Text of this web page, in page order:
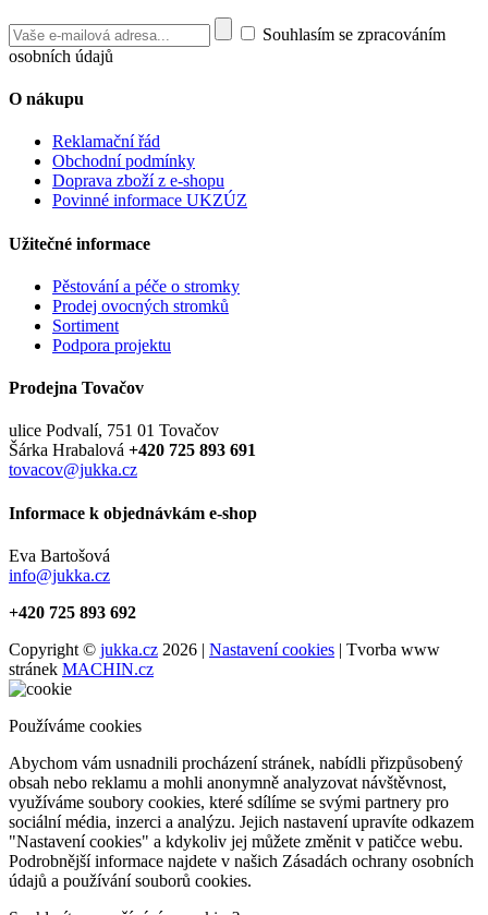
Souhlasím se zpracováním
osobních údajů
O nákupu
Reklamační řád
Obchodní podmínky
Doprava zboží z e-shopu
Povinné informace UKZÚZ
Užitečné informace
Pěstování a péče o stromky
Prodej ovocných stromků
Sortiment
Podpora projektu
Prodejna Tovačov
ulice Podvalí, 751 01 Tovačov
Šárka Hrabalová +420 725 893 691
tovacov@jukka.cz
Informace k objednávkám e-shop
Eva Bartošová
info@jukka.cz
+420 725 893 692
Copyright © jukka.cz 2026 | Nastavení cookies | Tvorba www
stránek MACHIN.cz
Používáme cookies
Abychom vám usnadnili procházení stránek, nabídli přizpůsobený
obsah nebo reklamu a mohli anonymně analyzovat návštěvnost,
využíváme soubory cookies, které sdílíme se svými partnery pro
sociální média, inzerci a analýzu. Jejich nastavení upravíte odkazem
"Nastavení cookies" a kdykoliv jej můžete změnit v patičce webu.
Podrobnější informace najdete v našich Zásadách ochrany osobních
údajů a používání souborů cookies.